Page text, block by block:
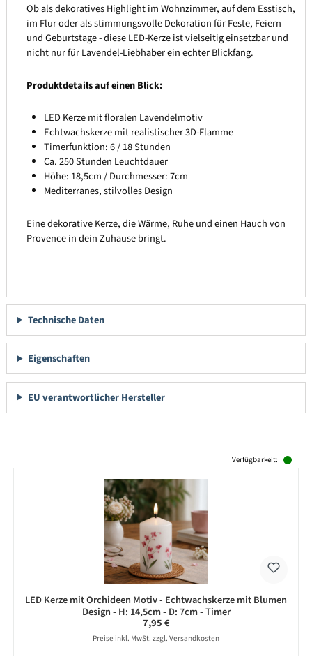
Ob als dekoratives Highlight im Wohnzimmer, auf dem Esstisch,
im Flur oder als stimmungsvolle Dekoration für Feste, Feiern
und Geburtstage - diese LED-Kerze ist vielseitig einsetzbar und
nicht nur für Lavendel-Liebhaber ein echter Blickfang.
Produktdetails auf einen Blick:
LED Kerze mit floralen Lavendelmotiv
Echtwachskerze mit realistischer 3D-Flamme
Timerfunktion: 6 / 18 Stunden
Ca. 250 Stunden Leuchtdauer
Höhe: 18,5cm / Durchmesser: 7cm
Mediterranes, stilvolles Design
Eine dekorative Kerze, die Wärme, Ruhe und einen Hauch von
Provence in dein Zuhause bringt.
Technische Daten
Eigenschaften
EU verantwortlicher Hersteller
Verfügbarkeit:
LED Kerze mit Orchideen Motiv - Echtwachskerze mit Blumen
Design - H: 14,5cm - D: 7cm - Timer
Regulärer Preis:
7,95 €
Preise inkl. MwSt. zzgl. Versandkosten